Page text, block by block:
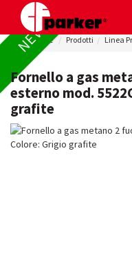
Home Prodotti Linea
NEW !
Fornello a gas
esterno mod.
grafite